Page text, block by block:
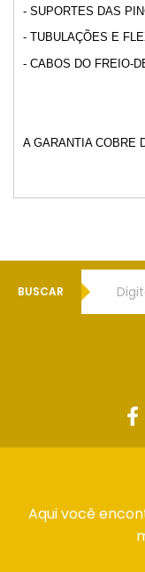
- SUPORTES DAS
- TUBULAÇÕES E
- CABOS DO FREIO-
A GARANTIA COBRE
BUSCAR
Aqui você